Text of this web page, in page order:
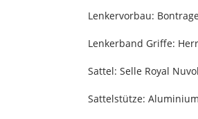
Lenkervorbau:
Lenkerband Griffe:
Sattel: Selle Royal
Sattelstütze: